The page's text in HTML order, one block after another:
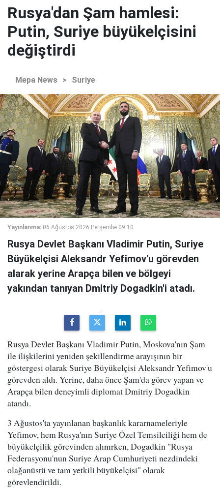
Rusya'dan Şam hamlesi:
Putin, Suriye büyükelçisini
değiştirdi
Mepa News > Suriye
Yayınlanma: 06 Ağustos 2026 Perşembe 09:10
Rusya Devlet Başkanı Vladimir Putin, Suriye
Büyükelçisi Aleksandr Yefimov'u görevden
alarak yerine Arapça bilen ve bölgeyi
yakından tanıyan Dmitriy Dogadkin'i atadı.
Rusya Devlet Başkanı Vladimir Putin, Moskova'nın Şam
ile ilişkilerini yeniden şekillendirme arayışının bir
göstergesi olarak Suriye Büyükelçisi Aleksandr Yefimov'u
görevden aldı. Yerine, daha önce Şam'da görev yapan ve
Arapça bilen deneyimli diplomat Dmitriy Dogadkin
atandı.
3 Ağustos'ta yayınlanan başkanlık kararnameleriyle
Yefimov, hem Rusya'nın Suriye Özel Temsilciliği hem de
büyükelçilik görevinden alınırken, Dogadkin "Rusya
Federasyonu'nun Suriye Arap Cumhuriyeti nezdindeki
olağanüstü ve tam yetkili büyükelçisi" olarak
görevlendirildi.